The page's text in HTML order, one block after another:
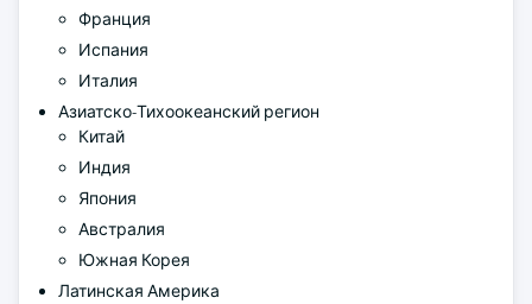
Франция
Испания
Италия
Азиатско-Тихоокеанский регион
Китай
Индия
Япония
Австралия
Южная Корея
Латинская Америка